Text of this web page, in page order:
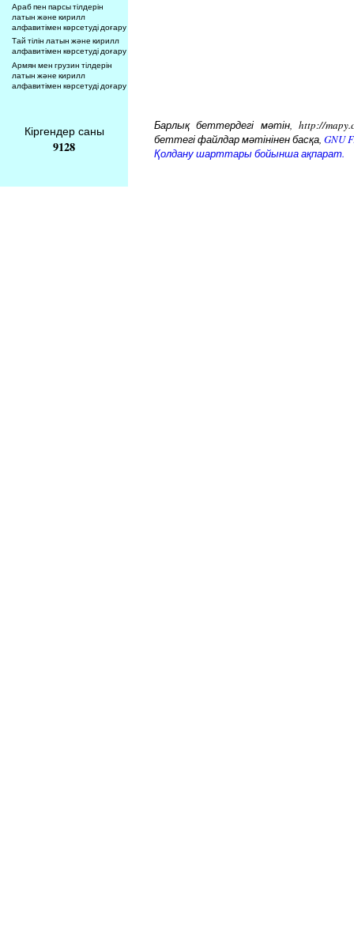
Араб пен парсы тілдерін
латын және кирилл
алфавитімен көрсетуді доғару
Тай тілін латын және кирилл
алфавитімен көрсетуді доғару
Армян мен грузин тілдерін
латын және кирилл
алфавитімен көрсетуді доғару
Кіргендер саны
9128
Барлық беттердегі мәтін, http://
беттегі файлдар мәтінінен басқа, GNU
Қолдану шарттары бойынша ақпарат.